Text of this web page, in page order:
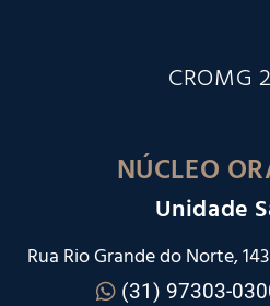
CROMG
NÚCLEO
Unidade
Rua Rio Grande do Norte,
(31) 97303-